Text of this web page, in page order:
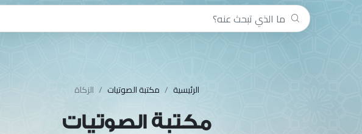
الرئيسية مكتبة الصوتيات الزكاة
مكتبة الصوتيات